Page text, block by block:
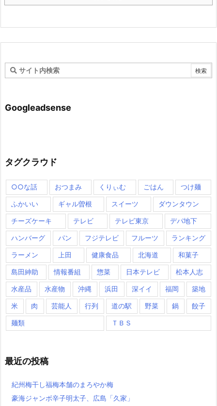
Googleadsense
タグクラウド
○○な話 おつまみ くりぃむ ごはん つけ麺
ふかいい ギャル曽根 スイーツ ダウンタウン
チーズケーキ テレビ テレビ東京 デパ地下
ハンバーグ パン フジテレビ フルーツ ランキング
ラーメン 上田 健康食品 北海道 和菓子
島田紳助 情報番組 惣菜 日本テレビ 松本人志
水産品 水産物 沖縄 浜田 深イイ 福岡 築地
米 肉 芸能人 行列 道の駅 野菜 鍋 餃子
麺類 ＴＢＳ
最近の投稿
紀州梅干し福梅本舗のまろやか梅
豪海ジャンボ辛子明太子、広島「久家」